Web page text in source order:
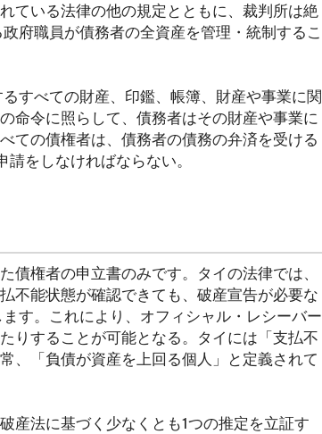
ている法律の他の規定とともに、裁判所は絶
府職員が債務者の全資産を管理・統制するこ
すべての財産、印鑑、帳簿、財産や事業に関
命令に照らして、債務者はその財産や事業に
ての債権者は、債務者の債務の弁済を受ける
をしなければならない。
債権者の申立書のみです。タイの法律では、
不能状態が確認できても、破産宣告が必要な
す。これにより、オフィシャル・レシーバー
りすることが可能となる。タイには「支払不
、「負債が資産を上回る個人」と定義されて
産法に基づく少なくとも1つの推定を立証す